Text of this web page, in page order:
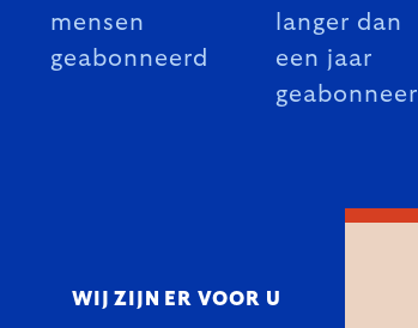
mensen
geabonneerd
langer dan
een jaar
WIJ ZIJN ER VOOR U